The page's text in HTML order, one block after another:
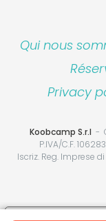
Qui nous
Privacy
Koobcamp S.r.l
P.IVA/C.F.
Iscriz. Reg. Imprese
Your